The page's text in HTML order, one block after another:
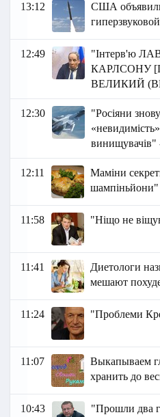
13:12
США
12:49
"Інтерв'ю
КАРЛСОНУ
ВЕЛИКИЙ
12:30
"Росіяни
«невидимість»
винищувачів"
12:11
Маміни
шампіньйони"
11:58 "Ніщо не
11:41
Диетологи
мешают
11:24 "Проблеми
11:07
Выкапываем
хранить до
10:43
"Прошли два